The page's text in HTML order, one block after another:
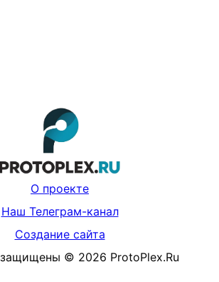
О проекте
Наш Телеграм-канал
Создание сайта
защищены © 2026 ProtoPlex.Ru